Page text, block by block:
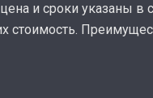
и сроки указаны в
стоимость.